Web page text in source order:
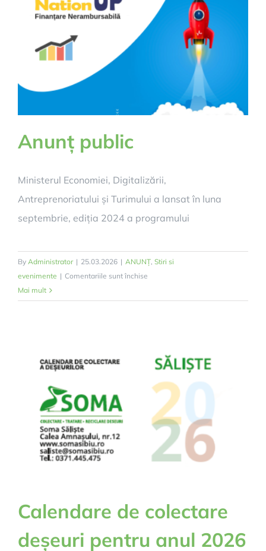
guvernării
deschise”
Anunț public
Ministerul Economiei, Digitalizării,
Antreprenoriatului și Turimului a lansat în luna
septembrie, ediția 2024 a programului
By Administrator | 25.03.2026 | ANUNȚ, Stiri si
evenimente | Comentariile sunt închise
public
Mai mult
Calendare de colectare
deșeuri pentru anul 2026